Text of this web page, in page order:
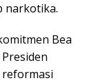
narkotika.
Bea